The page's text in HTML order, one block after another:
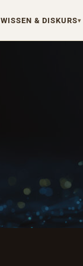
WISSEN & DISKURS▾